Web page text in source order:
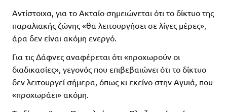
Αντίστοιχα, για το Ακταίο σημειώνεται ότι το δίκτυο της
παραλιακής ζώνης «θα λειτουργήσει σε λίγες μέρες»,
άρα δεν είναι ακόμη ενεργό.
Για τις Δάφνες αναφέρεται ότι «προχωρούν οι
διαδικασίες», γεγονός που επιβεβαιώνει ότι το δίκτυο
δεν λειτουργεί σήμερα, όπως κι εκείνο στην Αγυιά, που
«προχωράει» ακόμη.